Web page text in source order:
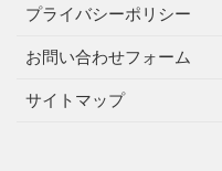
プライバシーポリシー
お問い合わせフォーム
サイトマップ